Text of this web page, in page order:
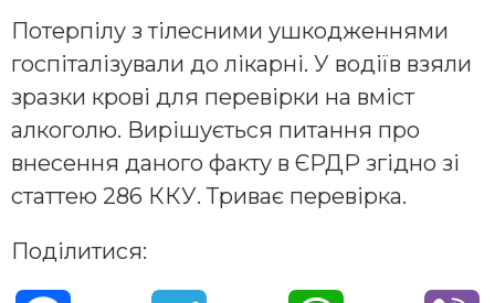
Потерпілу з тілесними ушкодженнями
госпіталізували до лікарні. У водіїв взяли
зразки крові для перевірки на вміст
алкоголю. Вирішується питання про
внесення даного факту в ЄРДР згідно зі
статтею 286 ККУ. Триває перевірка.
Поділитися: